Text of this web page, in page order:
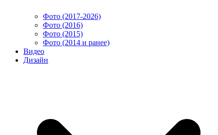
Фото (2017-2026)
Фото (2016)
Фото (2015)
Фото (2014 и ранее)
Видео
Дизайн